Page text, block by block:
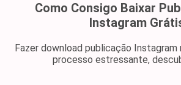
Como Consigo Baixar
Instagram
Fazer download publicação Instagram
processo estressante,